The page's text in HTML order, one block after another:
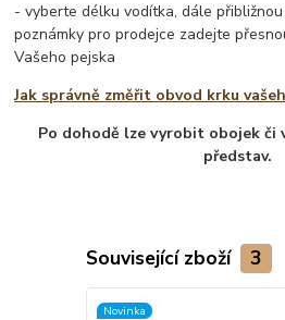
- vyberte délku vodítka, dále
poznámky pro prodejce zadejte
Vašeho pejska
Jak správně změřit obvod krku
Po dohodě lze vyrobit obojek či
představ.
Související zboží 3
Novinka